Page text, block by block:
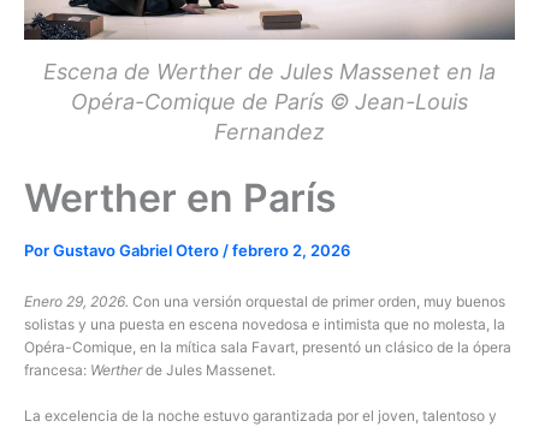
Escena de Werther de Jules Massenet en la
Opéra-Comique de París © Jean-Louis
Fernandez
Werther en París
PorGustavo Gabriel Otero /febrero 2, 2026
Enero 29, 2026. Con una versión orquestal de primer orden, muy buenos
solistas y una puesta en escena novedosa e intimista que no molesta, la
Opéra-Comique, en la mítica sala Favart, presentó un clásico de la ópera
francesa: Wertherde Jules Massenet.
La excelencia de la noche estuvo garantizada por el joven, talentoso y